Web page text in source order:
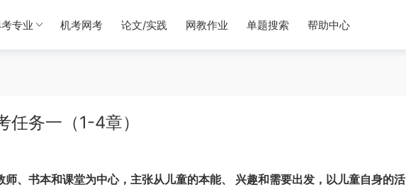
专业 机考网考 论文/实践 网教作业 单题搜索 帮助中心
任务一（1-4章）
师、书本和课堂为中心，主张从儿童的本能、 兴趣和需要出发，以儿童自身的活